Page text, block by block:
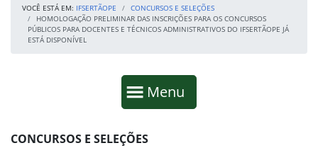
VOCÊ ESTÁ EM: IFSERTÃOPE
CONCURSOS E SELEÇÕES
HOMOLOGAÇÃO PRELIMINAR DAS INSCRIÇÕES PARA OS CONCURSOS
PÚBLICOS PARA DOCENTES E TÉCNICOS ADMINISTRATIVOS DO IFSERTÃOPE JÁ
ESTÁ DISPONÍVEL
Mostrar
Menu
Fim da navegação
Início do conteúdo
CONCURSOS E SELEÇÕES